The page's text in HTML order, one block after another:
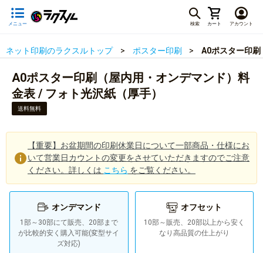
メニュー 検索 カート アカウント
ネット印刷のラクスルトップ ポスター印刷 A0ポスター印
A0ポスター印刷（屋内用・オンデマンド）料
金表 / フォト光沢紙（厚手）
送料無料
【重要】お盆期間の印刷休業日について一部商品・仕様にお
いて営業日カウントの変更をさせていただきますのでご注意
ください。詳しくは こちら をご覧ください。
オンデマンド
1部～30部にて販売、20部まで
が比較的安く購入可能(変型サイ
オフセット
10部～販売、20部以上から安く